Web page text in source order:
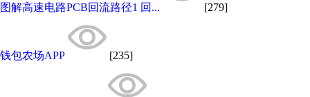
图解高速电路PCB回流路径1 回... [279]
钱包农场APP [235]